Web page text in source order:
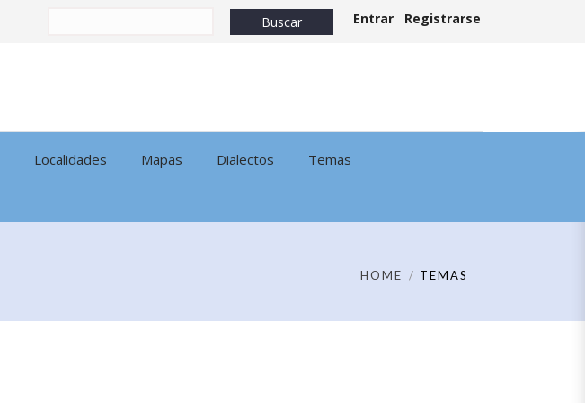
Entrar Registrarse
Localidades Mapas Dialectos Temas
HOME TEMAS